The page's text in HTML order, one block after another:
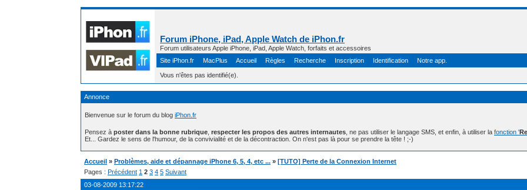
Forum iPhone, iPad, Apple Watch de iPhon.fr
Forum utilisateurs Apple iPhone, iPad, Apple Watch, forfaits et accessoires
Site iPhon.fr
MacPlus Accueil Règles Recherche Inscription Identification Notre app.
Vous n'êtes pas identifié(e).
Annonce
Bienvenue sur le forum du blog iPhon.fr
Pensez à poster dans la bonne rubrique respecter les propos des autres internautes , ne pas utiliser le langage SMS, et enfin, à utiliser la fonction '
Et... Gardez le sens de l'humour, de la convivialité et de la décontraction. On n'est pas là pour se prendre la tête ! ;-)
Accueil » Problèmes, aide et dépannage iPhone 6, 5, 4, etc ... » [TUTO] Perte de la Connexion Internet
Pages : Précédent 1 2 3 4 5 Suivant
03-08-2009 13:17:22